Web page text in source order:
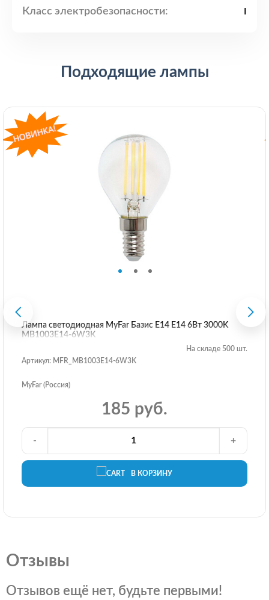
Класс электробезопасности:
Подходящие лампы
Лампа светодиодная MyFar Базис E14 E14 6Вт 3000K
MB1003E14-6W3K
На складе 500 шт.
Артикул: MFR_MB1003E14-6W3K
MyFar (Россия)
185 руб.
В КОРЗИНУ
- +
Отзывы
Отзывов ещё нет, будьте первыми!